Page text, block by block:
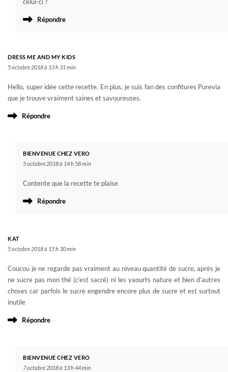
celui-ci ?
Répondre
DRESS ME AND MY KIDS
5 octobre 2018 à 13 h 31 min
Hello, super idée cette recette. En plus, je suis fan des confitures Purevia
que je trouve vraiment saines et savoureuses.
Répondre
BIENVENUE CHEZ VERO
5 octobre 2018 à 14 h 58 min
Contente que la recette te plaise
Répondre
KAT
5 octobre 2018 à 15 h 30 min
Coucou je ne regarde pas vraiment au niveau quantité de sucre, après je
ne sucre pas mon thé (c’est sacré) ni les yaourts nature et bien d’autres
choses car parfois le sucre engendre encore plus de sucre et est surtout
inutile
Répondre
BIENVENUE CHEZ VERO
7 octobre 2018 à 13 h 44 min